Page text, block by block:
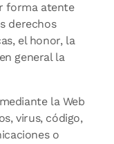
forma atente
derechos
el honor, la
general la
la Web
virus, código,
o